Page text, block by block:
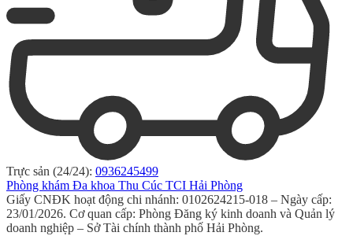
Trực sản (24/24): 0936245499
Phòng khám Đa khoa Thu Cúc TCI Hải Phòng
Giấy CNĐK hoạt động chi nhánh: 0102624215-018 – Ngày cấp:
23/01/2026. Cơ quan cấp: Phòng Đăng ký kinh doanh và Quản lý
doanh nghiệp – Sở Tài chính thành phố Hải Phòng.